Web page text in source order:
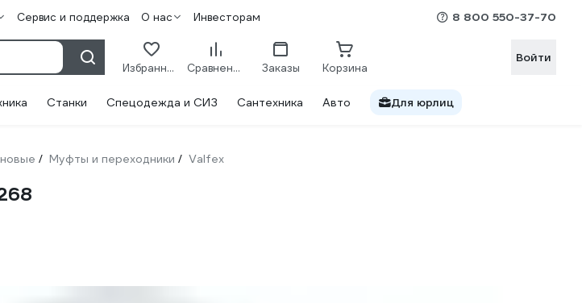
Сервис и поддержка О нас Инвесторам 8 800 550-37-70
Избранное Сравнение Заказы Корзина
Войти
Станки Спецодежда и СИЗ Сантехника Авто Для юрлиц
/ Муфты и переходники / Valfex